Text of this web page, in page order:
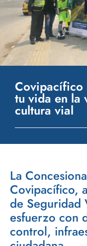
Covipacífico
tu vida en la
cultura vial
La
Covipacífico,
de Seguridad
esfuerzo con
control,